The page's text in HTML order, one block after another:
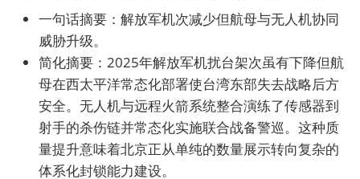
一句话摘要：解放军机次减少但航母与无人机协同
威胁升级。
简化摘要：2025年解放军机扰台架次虽有下降但航
母在西太平洋常态化部署使台湾东部失去战略后方
安全。无人机与远程火箭系统整合演练了传感器到
射手的杀伤链并常态化实施联合战备警巡。这种质
量提升意味着北京正从单纯的数量展示转向复杂的
体系化封锁能力建设。